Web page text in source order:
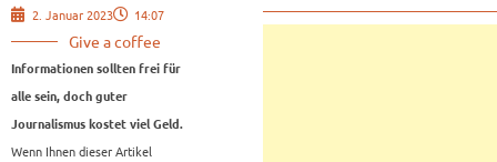
2. Januar 2023 14:07
Give a coffee
Informationen sollten frei für
alle sein, doch guter
Journalismus kostet viel Geld.
Wenn Ihnen dieser Artikel